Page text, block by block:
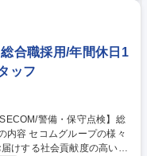
合職採用/年間休日1
ッフ
けする社会貢献度の高い仕